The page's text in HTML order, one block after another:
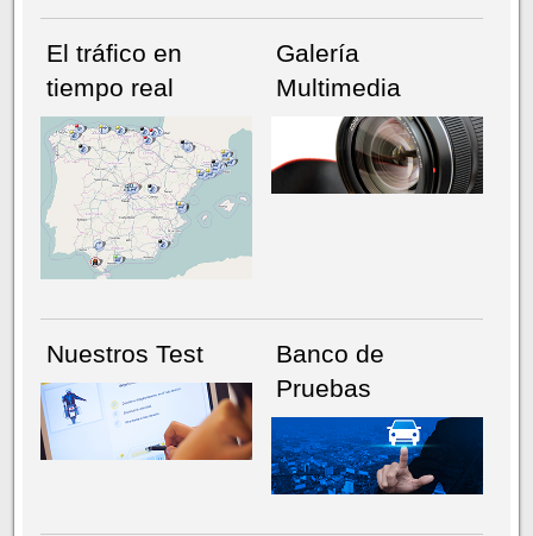
NÚMERO ACTUALHEMEROTECA
El tráfico en
tiempo real
Galería
Multimedia
Nuestros Test
Banco de
Pruebas